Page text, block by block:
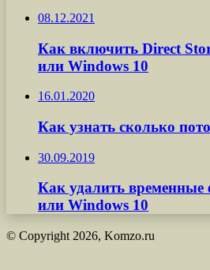
08.12.2021
Как включить Direct
или Windows 10
16.01.2020
Как узнать сколько
30.09.2019
Как удалить
или Windows 10
© Copyright 2026, Komzo.ru